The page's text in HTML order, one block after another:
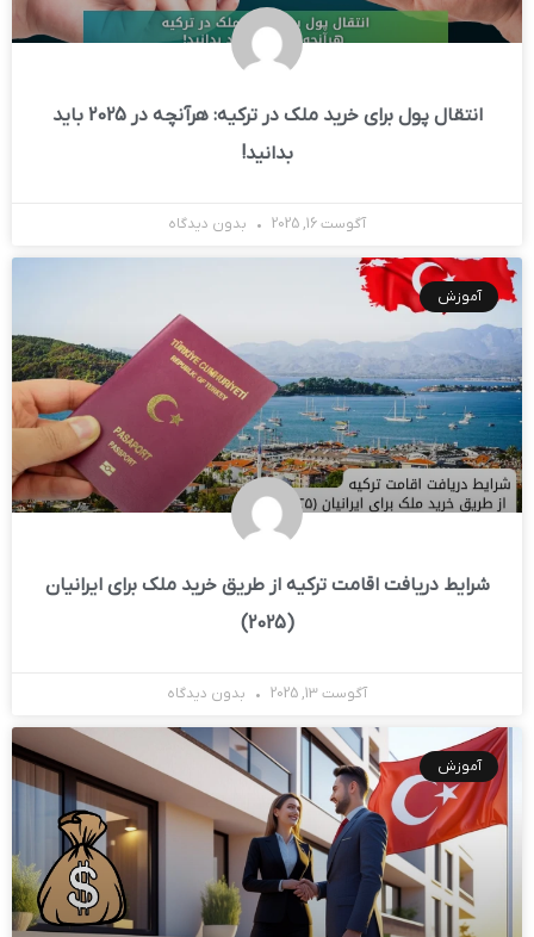
انتقال پول برای خرید ملک در ترکیه: هرآنچه در 2025 باید
بدانید!
آگوست 16, 2025 بدون دیدگاه
آموزش
شرایط دریافت اقامت ترکیه از طریق خرید ملک برای ایرانیان
(2025)
آگوست 13, 2025 بدون دیدگاه
آموزش